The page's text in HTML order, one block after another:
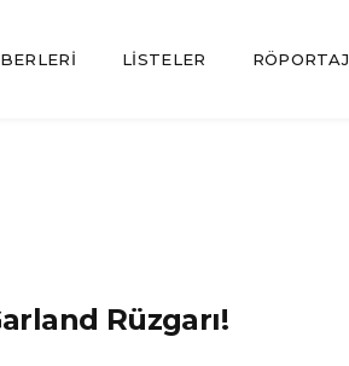
LISTELER RÖPORTAJ
Rüzgarı!